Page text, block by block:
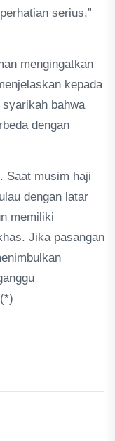
serius,”
mengingatkan
kepada
bahwa
dengan
Saat musim haji
dengan latar
memiliki
Jika pasangan